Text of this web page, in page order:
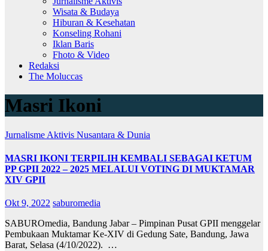
Wisata & Budaya
Hiburan & Kesehatan
Konseling Rohani
Iklan Baris
Fhoto & Video
Redaksi
The Moluccas
Masri Ikoni
Jurnalisme Aktivis Nusantara & Dunia
MASRI IKONI TERPILIH KEMBALI SEBAGAI KETUM
PP GPII 2022 – 2025 MELALUI VOTING DI MUKTAMAR
XIV GPII
Okt 9, 2022 saburomedia
SABUROmedia, Bandung Jabar – Pimpinan Pusat GPII menggelar
Pembukaan Muktamar Ke-XIV di Gedung Sate, Bandung, Jawa
Barat, Selasa (4/10/2022). …